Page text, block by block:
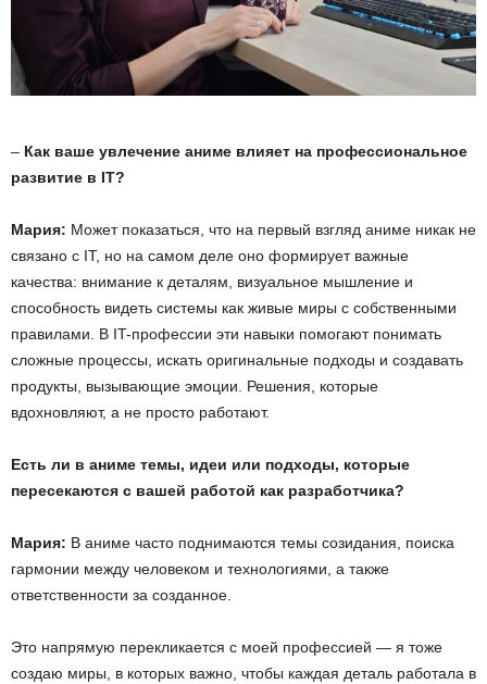
– Как ваше увлечение аниме влияет на профессиональное
развитие в IT?
Мария: Может показаться, что на первый взгляд аниме никак не
связано с IT, но на самом деле оно формирует важные
качества: внимание к деталям, визуальное мышление и
способность видеть системы как живые миры с собственными
правилами. В IT-профессии эти навыки помогают понимать
сложные процессы, искать оригинальные подходы и создавать
продукты, вызывающие эмоции. Решения, которые
вдохновляют, а не просто работают.
Есть ли в аниме темы, идеи или подходы, которые
пересекаются с вашей работой как разработчика?
Мария: В аниме часто поднимаются темы созидания, поиска
гармонии между человеком и технологиями, а также
ответственности за созданное.
Это напрямую перекликается с моей профессией — я тоже
создаю миры, в которых важно, чтобы каждая деталь работала в